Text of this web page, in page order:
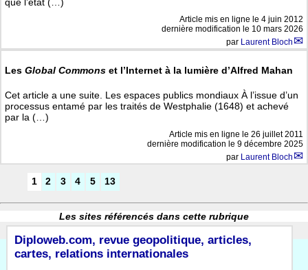
Article mis en ligne le 4 juin 2012
dernière modification le 10 mars 2026
par Laurent Bloch
Les Global Commons et l’Internet à la lumière d’Alfred Mahan
Cet article a une suite. Les espaces publics mondiaux À l’issue d’un
processus entamé par les traités de Westphalie (1648) et achevé
par la (…)
Article mis en ligne le 26 juillet 2011
dernière modification le 9 décembre 2025
par Laurent Bloch
1 2 3 4 5 13
Les sites référencés dans cette rubrique
Diploweb.com, revue geopolitique, articles,
cartes, relations internationales